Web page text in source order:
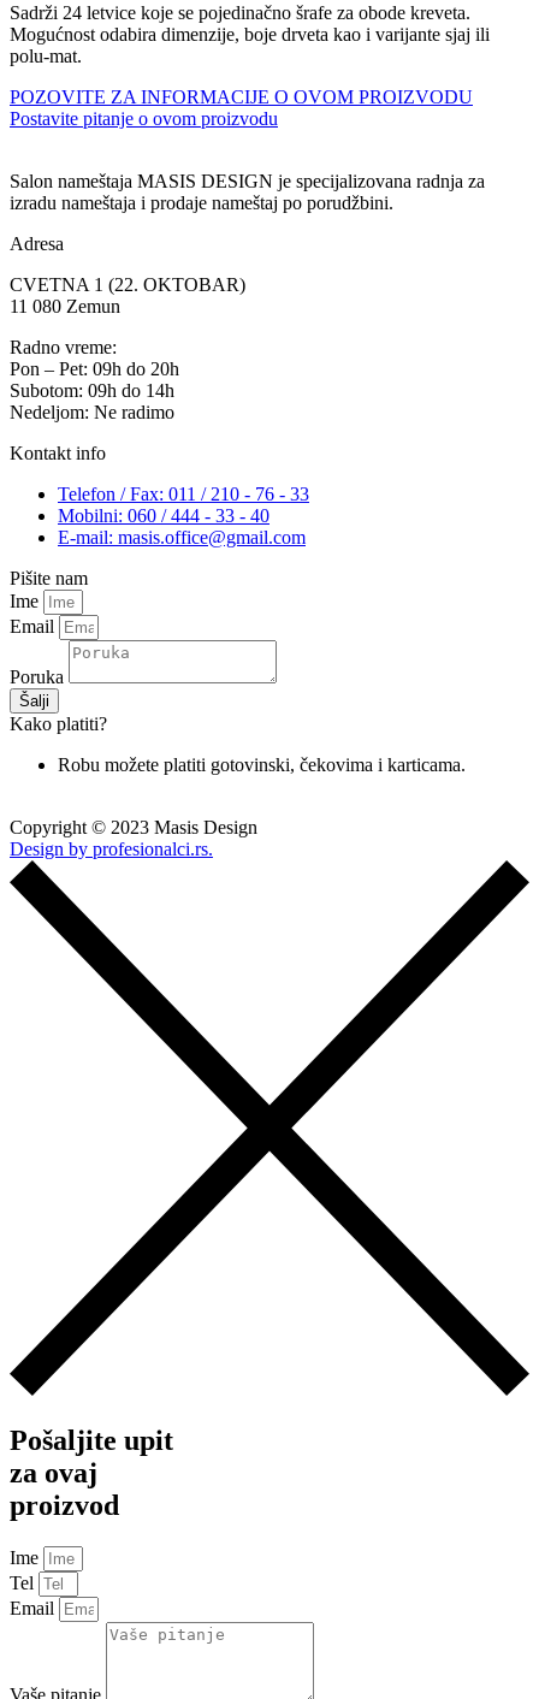
Sadrži 24 letvice koje se pojedinačno šrafe za obode kreveta.
Mogućnost odabira dimenzije, boje drveta kao i varijante sjaj ili
polu-mat.
POZOVITE ZA INFORMACIJE O OVOM PROIZVODU
Postavite pitanje o ovom proizvodu
Salon nameštaja MASIS DESIGN je specijalizovana radnja za
izradu nameštaja i prodaje nameštaj po porudžbini.
Adresa
CVETNA 1 (22. OKTOBAR)
11 080 Zemun
Radno vreme:
Pon – Pet: 09h do 20h
Subotom: 09h do 14h
Nedeljom: Ne radimo
Kontakt info
Telefon / Fax: 011 / 210 - 76 - 33
Mobilni: 060 / 444 - 33 - 40
E-mail: masis.office@gmail.com
Pišite nam
Ime
Email
Poruka
Šalji
Kako platiti?
Robu možete platiti gotovinski, čekovima i karticama.
Copyright © 2023 Masis Design
Design by profesionalci.rs.
Pošaljite upit
za ovaj
proizvod
Ime
Tel
Email
Vaše pitanje